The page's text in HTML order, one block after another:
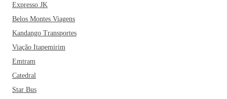
bebida típica e refrescante à base de ervas, semelhante ao
chimarrão só que gelado. Vale a pena experimentar!
Expresso JK
Belos Montes Viagens
Kandango Transportes
Viação Itapemirim
Emtram
Catedral
Star Bus